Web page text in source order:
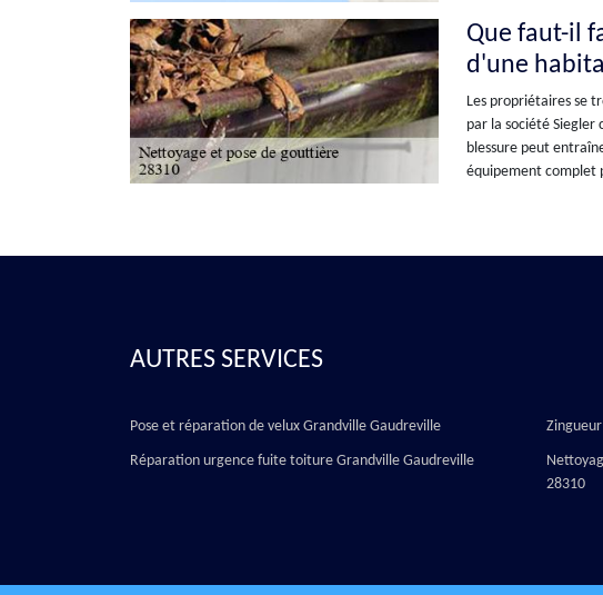
Que faut-il
d'une
Les propriétaires se
par la société Siegler
blessure peut
équipement complet
AUTRES SERVICES
Pose et réparation de velux Grandville Gaudreville
Réparation urgence fuite toiture Grandville Gaudreville
28310